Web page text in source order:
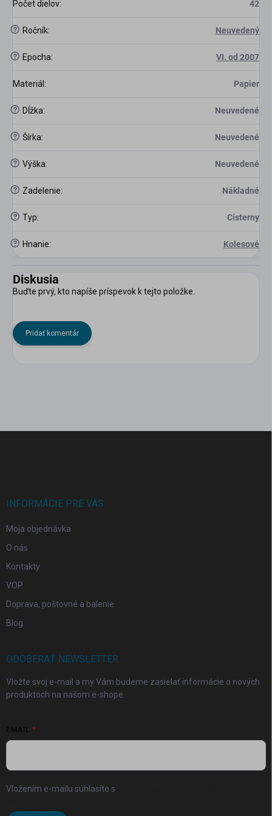
Počet dielov: 42
? Ročník: Neuvedený
? Epocha: VI. od 2007
Materiál : Papier
? Dĺžka: Neuvedené
? Šírka: Neuvedené
? Výška: Neuvedené
? Zadelenie: Nákladné
? Typ: Cisterny
? Hnanie: Kolesové
Diskusia
Buďte prvý, kto napíše príspevok k tejto položke.
Pridať komentár
INFORMÁCIE PRE VÁS
Moja objednávka
O nás
Kontakty
VOP
Doprava, poštovné a balenie
Blog
ODOBERAŤ NEWSLETTER
Vložte svoj e-mail a my Vám budeme zasielať informácie o nových
produktoch na našom e-shope.
Vložením e-mailu súhlasíte s